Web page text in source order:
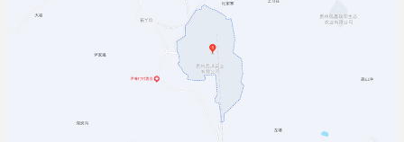
公司文化
下属企业
发展历程
热点聚焦
企业新闻
产品中心
西洋系列
诺威施系列
西洋实业报